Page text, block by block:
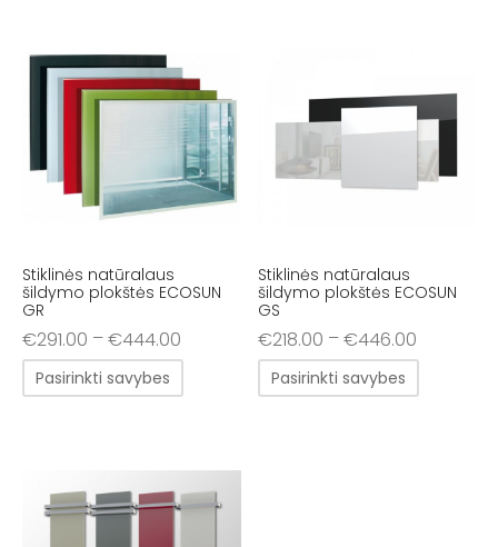
Stiklinės natūralaus
šildymo plokštės ECOSUN
GR
€291.00 –€444.00
Pasirinkti savybes
Stiklinės natūralaus
šildymo plokštės ECOSUN
GS
€218.00 –€446.00
Pasirinkti savybes